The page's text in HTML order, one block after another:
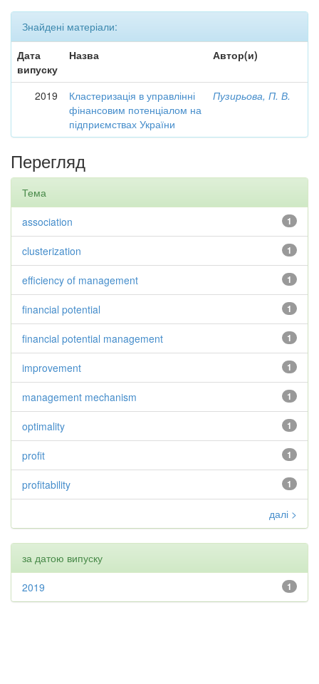
Знайдені матеріали:
Дата
випуску
Назва Автор(и)
2019
Кластеризація в управлінні
фінансовим потенціалом на
підприємствах України
Пузирьова, П. В.
Перегляд
Тема
1
association
1
clusterization
1
efficiency of management
1
financial potential
1
financial potential management
1
improvement
1
management mechanism
1
optimality
1
profit
1
profitability
далі >
за датою випуску
1
2019